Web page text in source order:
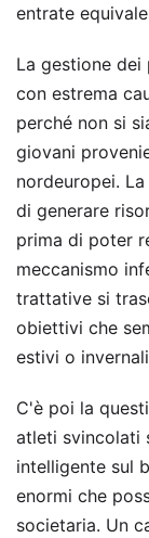
entrate
La gestione
con estrema
perché non si
giovani
nordeuropei.
di generare
prima di poter
meccanismo
trattative si
obiettivi che
estivi o
C'è poi la
atleti svincolati
intelligente sul
enormi che
societaria. Un